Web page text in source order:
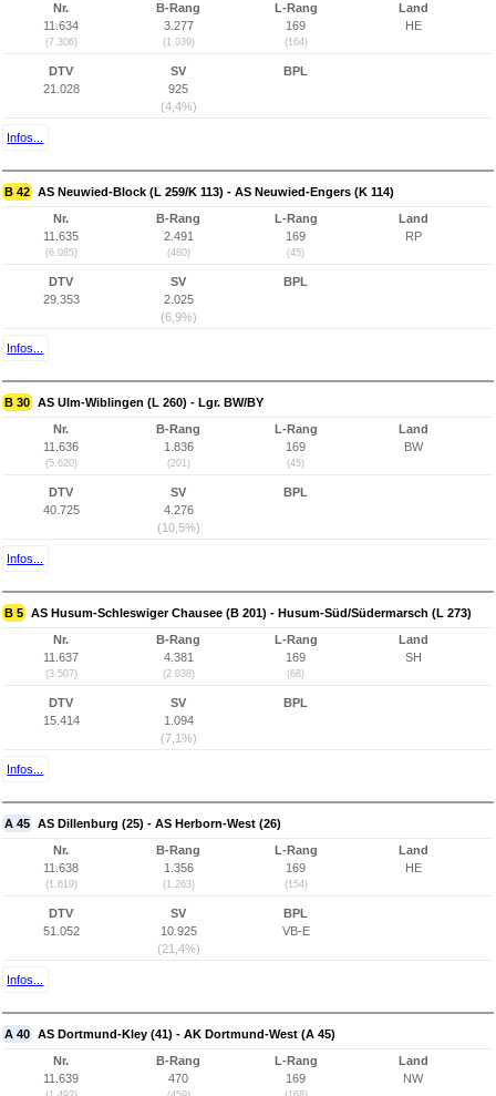
Nr.
11.634
(7.306)
B-Rang
3.277
(1.039)
L-Rang
169
(164)
Land
HE
DTV
21.028
SV
925
(4,4%)
BPL
Infos...
B 42 AS Neuwied-Block (L 259/K 113) - AS Neuwied-Engers (K 114)
Nr.
11.635
(6.085)
B-Rang
2.491
(480)
L-Rang
169
(45)
Land
RP
DTV
29.353
SV
2.025
(6,9%)
BPL
Infos...
B 30 AS Ulm-Wiblingen (L 260) - Lgr. BW/BY
Nr.
11.636
(5.620)
B-Rang
1.836
(201)
L-Rang
169
(45)
Land
BW
DTV
40.725
SV
4.276
(10,5%)
BPL
Infos...
B 5 AS Husum-Schleswiger Chausee (B 201) - Husum-Süd/Südermarsch (L 273)
Nr.
11.637
(3.507)
B-Rang
4.381
(2.038)
L-Rang
169
(68)
Land
SH
DTV
15.414
SV
1.094
(7,1%)
BPL
Infos...
A 45 AS Dillenburg (25) - AS Herborn-West (26)
Nr.
11.638
(1.619)
B-Rang
1.356
(1.263)
L-Rang
169
(154)
Land
HE
DTV
51.052
SV
10.925
(21,4%)
BPL
VB-E
Infos...
A 40 AS Dortmund-Kley (41) - AK Dortmund-West (A 45)
Nr.
11.639
B-Rang
470
L-Rang
169
Land
NW